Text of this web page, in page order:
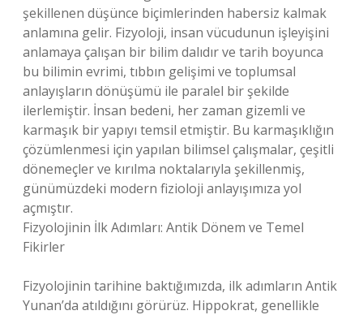
şekillenen düşünce biçimlerinden habersiz kalmak
anlamına gelir. Fizyoloji, insan vücudunun işleyişini
anlamaya çalışan bir bilim dalıdır ve tarih boyunca
bu bilimin evrimi, tıbbın gelişimi ve toplumsal
anlayışların dönüşümü ile paralel bir şekilde
ilerlemiştir. İnsan bedeni, her zaman gizemli ve
karmaşık bir yapıyı temsil etmiştir. Bu karmaşıklığın
çözümlenmesi için yapılan bilimsel çalışmalar, çeşitli
dönemeçler ve kırılma noktalarıyla şekillenmiş,
günümüzdeki modern fizioloji anlayışımıza yol
açmıştır.
Fizyolojinin İlk Adımları: Antik Dönem ve Temel
Fikirler
Fizyolojinin tarihine baktığımızda, ilk adımların Antik
Yunan’da atıldığını görürüz. Hippokrat, genellikle